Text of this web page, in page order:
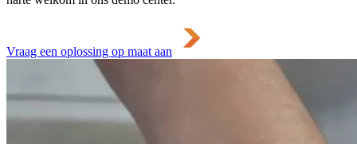
Vraag een oplossing op maat aan